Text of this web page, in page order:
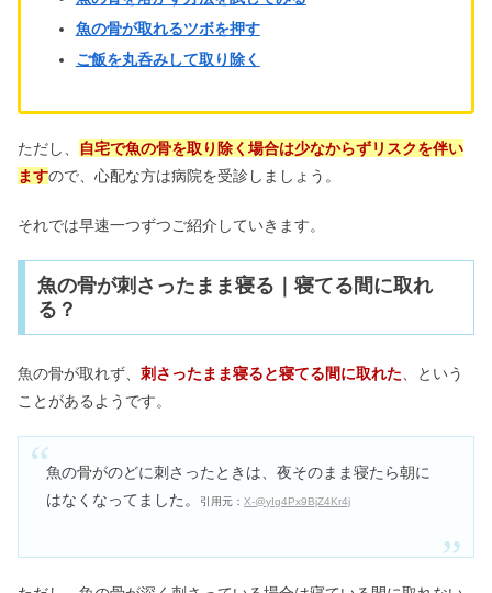
魚の骨が取れるツボを押す
ご飯を丸呑みして取り除く
ただし、
自宅で魚の骨を取り除く場合は少なからずリスクを伴い
ますので、心配な方は病院を受診しましょう。
それでは早速一つずつご紹介していきます。
魚の骨が刺さったまま寝る｜寝てる間に取れ
る？
魚の骨が取れず、 刺さったまま寝ると寝てる間に取れた 、という
ことがあるようです。
魚の骨がのどに刺さったときは、夜そのまま寝たら朝に
はなくなってました。
引用元：X-@yIg4Px9BjZ4Kr4j